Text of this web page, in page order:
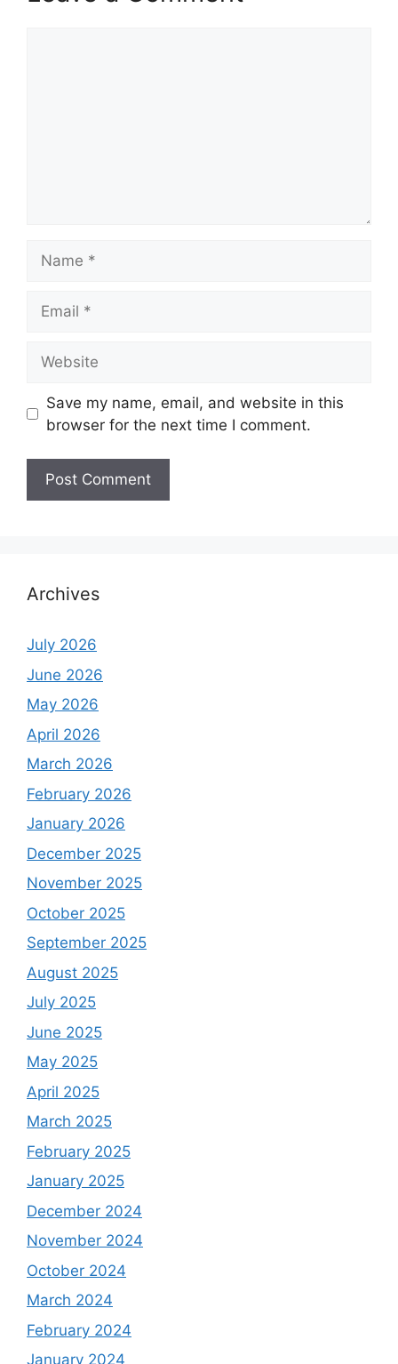
Save my name, email, and website in this
browser for the next time I comment.
Archives
July 2026
June 2026
May 2026
April 2026
March 2026
February 2026
January 2026
December 2025
November 2025
October 2025
September 2025
August 2025
July 2025
June 2025
May 2025
April 2025
March 2025
February 2025
January 2025
December 2024
November 2024
October 2024
March 2024
February 2024
January 2024